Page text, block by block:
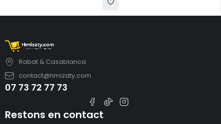
Rabat & Casablanca
contact@hmizaty.com
07 73 72 77 73
Restons en contact